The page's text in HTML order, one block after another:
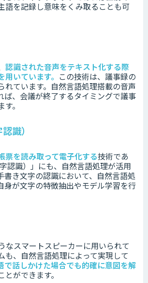
語を記録し意味をくみ取ることも可
認識された音声をテキスト化する際
いています。 この技術は、議事録の
れています。自然言語処理搭載の音声
ば、会議が終了するタイミングで議事
。
識）
票を読み取って電子化する技術であ
認識）」にも、自然言語処理が活用
書き文字の認識において、自然言語処
身が文字の特徴抽出やモデル学習を行
なスマートスピーカーに用いられて
も、自然言語処理によって実現して
で話しかけた場合でも的確に意図を解
とができます。